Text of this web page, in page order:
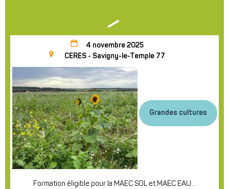
4 novembre 2025
CERES - Savigny-le-Temple 77
Grandes cultures
Formation éligible pour la MAEC SOL et MAEC EAU...